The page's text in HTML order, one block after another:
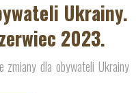
Ukrainy.
2023.
zmiany dla obywateli Ukrainy